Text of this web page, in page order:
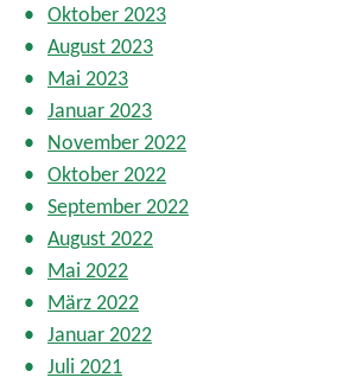
Oktober 2023
August 2023
Mai 2023
Januar 2023
November 2022
Oktober 2022
September 2022
August 2022
Mai 2022
März 2022
Januar 2022
Juli 2021